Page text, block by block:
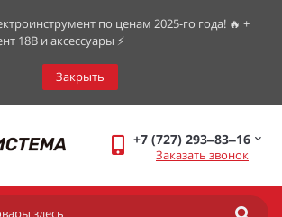
по ценам 2025-го года! 🔥 +
18В и аксессуары ⚡️
Закрыть
+7 (727) 293‒83‒16
Заказать звонок